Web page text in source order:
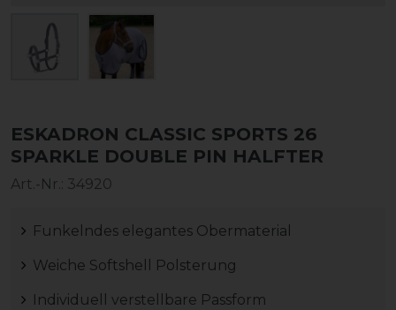
ESKADRON CLASSIC SPORTS 26
SPARKLE DOUBLE PIN HALFTER
Art.-Nr.: 34920
Funkelndes elegantes Obermaterial
Weiche Softshell Polsterung
Individuell verstellbare Passform